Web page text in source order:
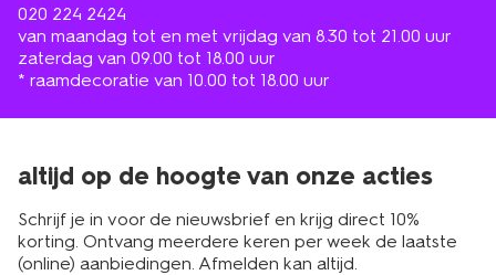
020 224 2424
van maandag tot en met vrijdag van 8.30 tot 21.00 uur
zaterdag van 09.00 tot 18.00 uur
* raamdecoratie van 10.00 tot 18.00 uur
altijd op de hoogte van onze acties
Schrijf je in voor de nieuwsbrief en krijg direct 10%
korting. Ontvang meerdere keren per week de laatste
(online) aanbiedingen. Afmelden kan altijd.